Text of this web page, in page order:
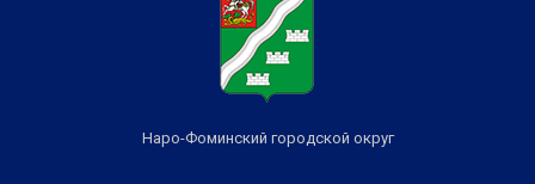
Наро-Фоминский городской округ